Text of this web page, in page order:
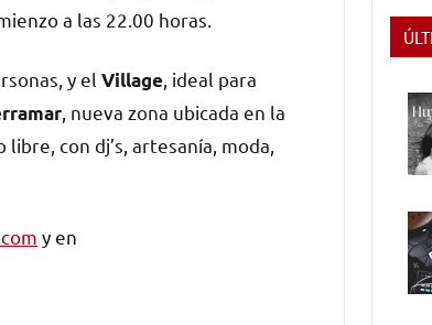
a las 22.00 horas.
y el Village , ideal para
, nueva zona ubicada en la
con dj’s, artesanía, moda,
y en